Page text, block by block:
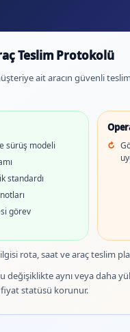
Teslim Protokolü
ait aracın güvenli
sürüş modeli
standardı
görev
rota, saat ve araç teslim
değişiklikte aynı veya daha
statüsü korunur.